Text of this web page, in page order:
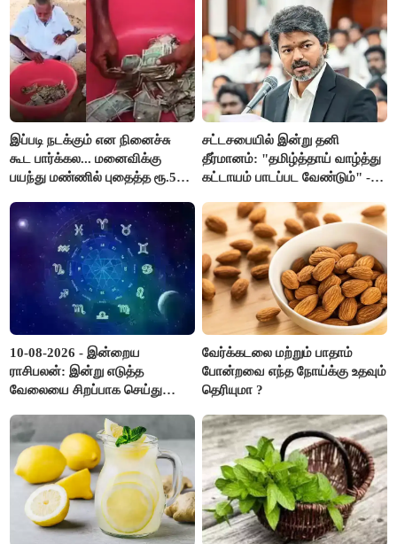
இப்படி நடக்கும் என நினைச்சு
கூட பார்க்கல... மனைவிக்கு
பயந்து மண்ணில் புதைத்த ரூ.5
சட்டசபையில் இன்று தனி
தீர்மானம்: "தமிழ்த்தாய் வாழ்த்து
கட்டாயம் பாடப்பட வேண்டும்" -
10-08-2026 - இன்றைய
ராசிபலன்: இன்று எடுத்த
வேலையை சிறப்பாக செய்து
அதே நேரத்தில் கூடுதலாக
உழைக்க வேண்டி இருக்கும்..!
வேர்க்கடலை மற்றும் பாதாம்
போன்றவை எந்த நோய்க்கு உதவும்
தெரியுமா ?